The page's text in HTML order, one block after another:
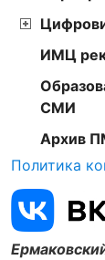
ИМЦ
СМИ
Архив
Политика